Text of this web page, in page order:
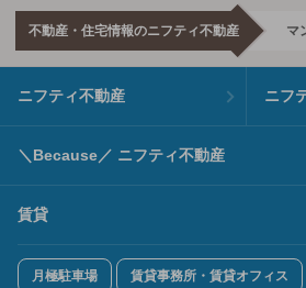
不動産・住宅情報のニフティ不動産 マ
ニフティ不動産 ニフ
＼Because／ ニフティ不動産
賃貸
月極駐車場 賃貸事務所・賃貸オフィス